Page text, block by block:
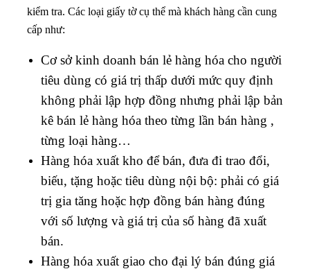
kiểm tra. Các loại giấy tờ cụ thể mà khách hàng cần cung
cấp như:
Cơ sở kinh doanh bán lẻ hàng hóa cho người
tiêu dùng có giá trị thấp dưới mức quy định
không phải lập hợp đồng nhưng phải lập bản
kê bán lẻ hàng hóa theo từng lần bán hàng ,
từng loại hàng…
Hàng hóa xuất kho để bán, đưa đi trao đổi,
biếu, tặng hoặc tiêu dùng nội bộ: phải có giá
trị gia tăng hoặc hợp đồng bán hàng đúng
với số lượng và giá trị của số hàng đã xuất
bán.
Hàng hóa xuất giao cho đại lý bán đúng giá